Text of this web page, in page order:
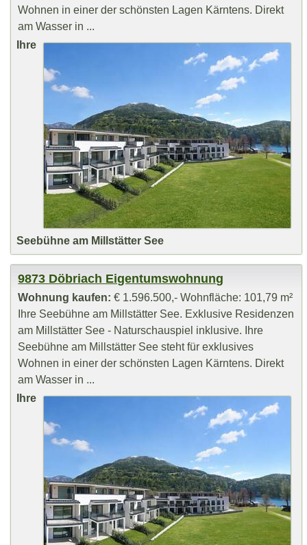
Wohnen in einer der schönsten Lagen Kärntens. Direkt
am Wasser in ...
Ihre
Seebühne am Millstätter See
9873 Döbriach Eigentumswohnung
Wohnung kaufen: € 1.596.500,- Wohnfläche: 101,79 m²
Ihre Seebühne am Millstätter See. Exklusive Residenzen
am Millstätter See - Naturschauspiel inklusive. Ihre
Seebühne am Millstätter See steht für exklusives
Wohnen in einer der schönsten Lagen Kärntens. Direkt
am Wasser in ...
Ihre